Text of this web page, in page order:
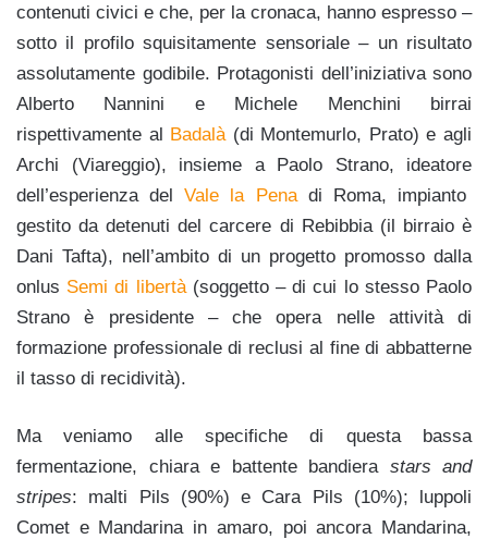
contenuti civici e che, per la cronaca, hanno espresso –
sotto il profilo squisitamente sensoriale – un risultato
assolutamente godibile. Protagonisti dell’iniziativa sono
Alberto Nannini e Michele Menchini birrai
rispettivamente al Badalà (di Montemurlo, Prato) e agli
Archi (Viareggio), insieme a Paolo Strano, ideatore
dell’esperienza delVale la Penadi Roma, impianto
gestito da detenuti del carcere di Rebibbia (il birraio è
Dani Tafta), nell’ambito di un progetto promosso dalla
onlus Semi di libertà(soggetto – di cui lo stesso Paolo
Strano è presidente – che opera nelle attività di
formazione professionale di reclusi al fine di abbatterne
il tasso di recidività).
Ma veniamo alle specifiche di questa bassa
fermentazione, chiara e battente bandiera stars and
stripes: malti Pils (90%) e Cara Pils (10%); luppoli
Comet e Mandarina in amaro, poi ancora Mandarina,